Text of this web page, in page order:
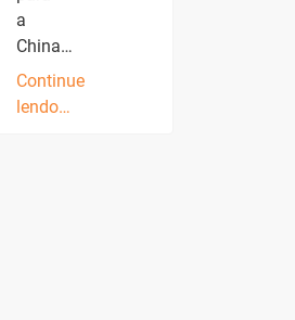
a
China…
Continue
lendo…